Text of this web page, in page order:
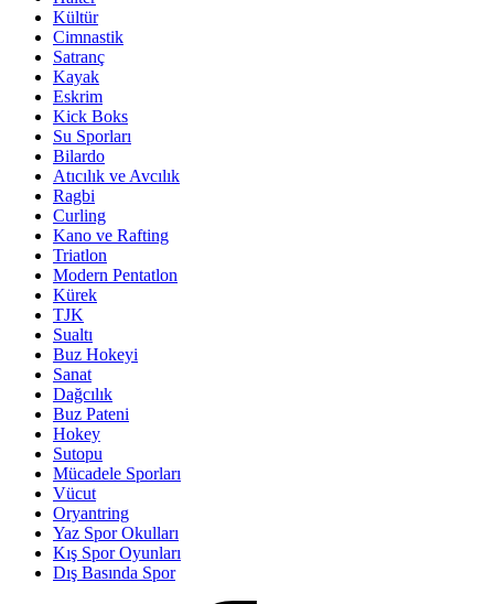
Kültür
Cimnastik
Satranç
Kayak
Eskrim
Kick Boks
Su Sporları
Bilardo
Atıcılık ve Avcılık
Ragbi
Curling
Kano ve Rafting
Triatlon
Modern Pentatlon
Kürek
TJK
Sualtı
Buz Hokeyi
Sanat
Dağcılık
Buz Pateni
Hokey
Sutopu
Mücadele Sporları
Vücut
Oryantring
Yaz Spor Okulları
Kış Spor Oyunları
Dış Basında Spor